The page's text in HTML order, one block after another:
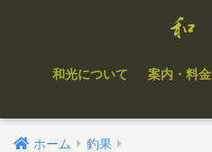
和光について 案内・料金
ホーム 釣果